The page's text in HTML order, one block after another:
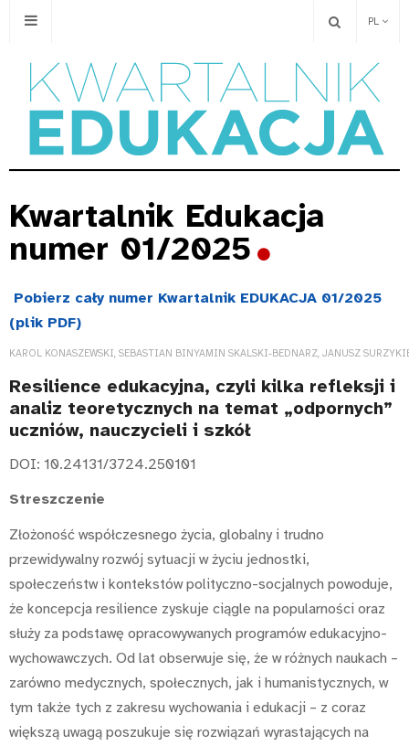
PL
Kwartalnik Edukacja
numer 01/2025
Pobierz cały numer Kwartalnik EDUKACJA 01/2025
(plik PDF)
KAROL KONASZEWSKI, SEBASTIAN BINYAMIN SKALSKI-BEDNARZ, JANUSZ
Resilience edukacyjna, czyli kilka refleksji i
analiz teoretycznych na temat „odpornych”
uczniów, nauczycieli i szkół
DOI: 10.24131/3724.250101
Streszczenie
Złożoność współczesnego życia, globalny i trudno
przewidywalny rozwój sytuacji w życiu jednostki,
społeczeństw i kontekstów polityczno-socjalnych powoduje,
że koncepcja resilience zyskuje ciągle na popularności oraz
służy za podstawę opracowywanych programów edukacyjno-
wychowawczych. Od lat obserwuje się, że w różnych naukach –
zarówno medycznych, społecznych, jak i humanistycznych, w
tym także tych z zakresu wychowania i edukacji – z coraz
większą uwagą poszukuje się rozwiązań wyrastających na